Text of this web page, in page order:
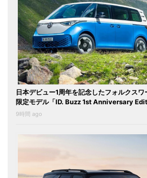
日本デビュー1周年を記念したフォルクス
限定モデル「ID. Buzz 1st Anniversary
9時間 ago